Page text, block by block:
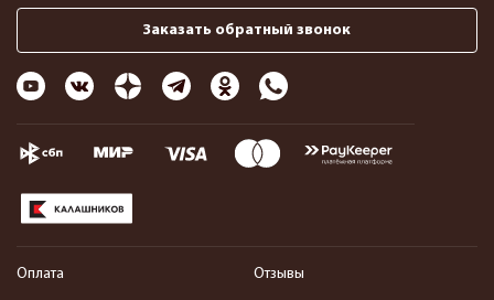
Заказать обратный звонок
Оплата Отзывы